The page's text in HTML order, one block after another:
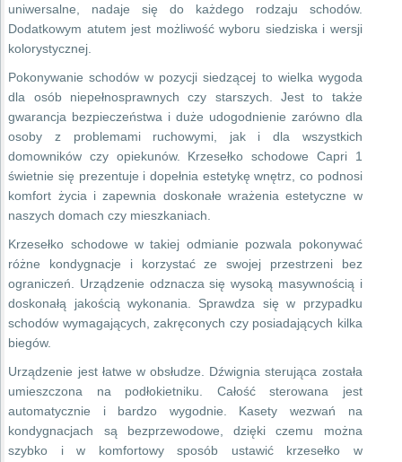
uniwersalne, nadaje się do każdego rodzaju schodów.
Dodatkowym atutem jest możliwość wyboru siedziska i wersji
kolorystycznej.
Pokonywanie schodów w pozycji siedzącej to wielka wygoda
dla osób niepełnosprawnych czy starszych. Jest to także
gwarancja bezpieczeństwa i duże udogodnienie zarówno dla
osoby z problemami ruchowymi, jak i dla wszystkich
domowników czy opiekunów. Krzesełko schodowe Capri 1
świetnie się prezentuje i dopełnia estetykę wnętrz, co podnosi
komfort życia i zapewnia doskonałe wrażenia estetyczne w
naszych domach czy mieszkaniach.
Krzesełko schodowe w takiej odmianie pozwala pokonywać
różne kondygnacje i korzystać ze swojej przestrzeni bez
ograniczeń. Urządzenie odznacza się wysoką masywnością i
doskonałą jakością wykonania. Sprawdza się w przypadku
schodów wymagających, zakręconych czy posiadających kilka
biegów.
Urządzenie jest łatwe w obsłudze. Dźwignia sterująca została
umieszczona na podłokietniku. Całość sterowana jest
automatycznie i bardzo wygodnie. Kasety wezwań na
kondygnacjach są bezprzewodowe, dzięki czemu można
szybko i w komfortowy sposób ustawić krzesełko w